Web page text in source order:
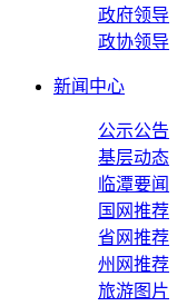
政府领导
政协领导
新闻中心
公示公告
基层动态
临潭要闻
国网推荐
省网推荐
州网推荐
旅游图片